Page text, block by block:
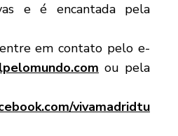
e é encantada pela
em contato pelo e-
ou pela
vivamadridtu